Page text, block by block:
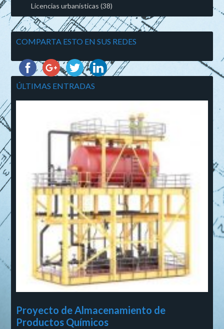
Licencias urbanísticas (38)
COMPARTA ESTO EN SUS REDES
ÚLTIMAS ENTRADAS
Proyecto de Almacenamiento de
Productos Químicos